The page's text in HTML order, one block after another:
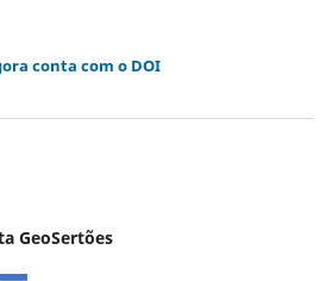
conta com o DOI
GeoSertões